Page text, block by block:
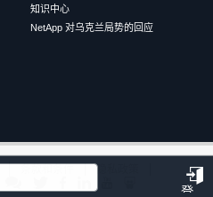
登
知识中心
NetApp 对乌克兰局势的回应
条款和条件
隐私政策